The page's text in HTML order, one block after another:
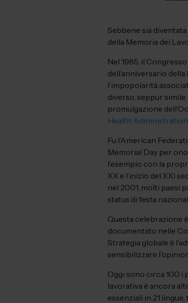
Sebbene sia
della Memoria dei
Nel 1985, il
dell’anniversario
l’impopolarità
diverso, seppur
promulgazione
Health Administration
Fu l’American
Memorial Day per
l’esempio con la
XX e l’inizio del XXI
nel 2001, molti paesi
status di festa
Questa celebrazione
documentato nelle
Strategia globale è
sensibilizzare
Oggi sono circa 100 i
lavorativa è ancora
essenziali in 21